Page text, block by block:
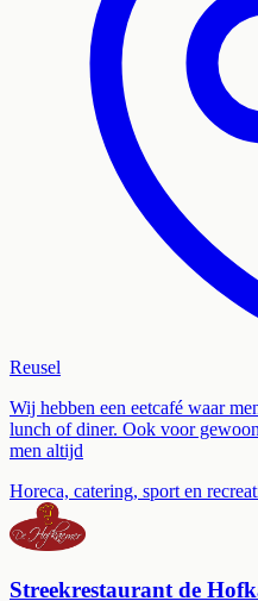
Reusel
Wij hebben een eetcafé waar
lunch of diner. Ook voor
men altijd
Horeca, catering, sport en
Streekrestaurant de